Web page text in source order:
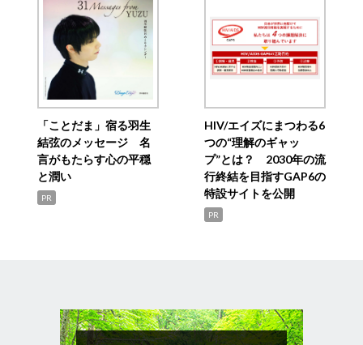
「ことだま」宿る羽生
結弦のメッセージ 名
言がもたらす心の平穏
と潤い
PR
HIV/エイズにまつわる6
つの“理解のギャッ
プ”とは？ 2030年の流
行終結を目指すGAP6の
特設サイトを公開
PR